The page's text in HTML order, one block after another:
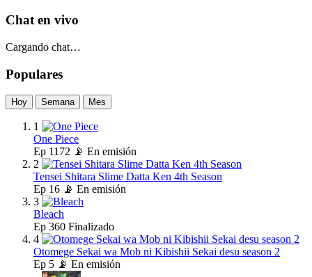
Chat en vivo
Cargando chat…
Populares
Hoy Semana Mes
1
One Piece
Ep 1172 📡 En emisión
2
Tensei Shitara Slime Datta Ken 4th Season
Ep 16 📡 En emisión
3
Bleach
Ep 360 Finalizado
4
Otomege Sekai wa Mob ni Kibishii Sekai desu season 2
Ep 5 📡 En emisión